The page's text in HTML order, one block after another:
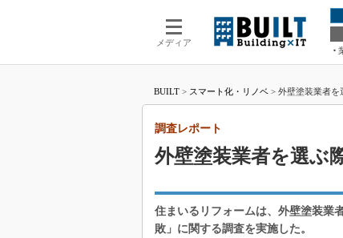
メディア
BUILT > スマート化・リノベ > 外壁塗装業者を
外壁塗装業者を選ぶ
調査レポート
住まいるリフォームは、外壁塗装業
敗」に関する調査を実施した。